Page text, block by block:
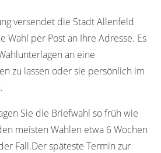
versendet die Stadt Allenfeld
Wahl per Post an Ihre Adresse. Es
an eine
zu lassen oder sie persönlich im
Sie die Briefwahl so früh wie
meisten Wahlen etwa 6 Wochen
Fall.Der späteste Termin zur